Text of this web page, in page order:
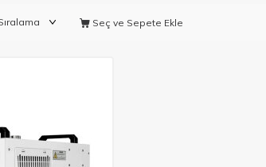
Seç ve Sepete Ekle